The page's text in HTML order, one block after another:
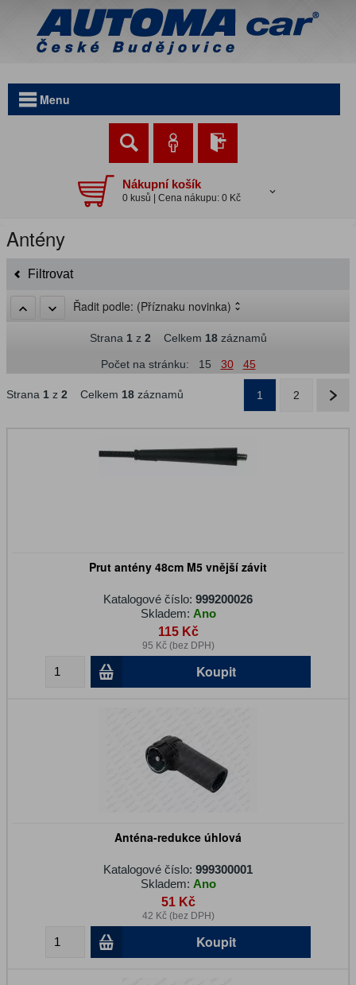
Menu
Nákupní košík
0 kusů | Cena nákupu: 0 Kč
Antény
Filtrovat
Řadit podle: (Příznaku novinka)
Strana 1z 2 Celkem 18záznamů
Počet na stránku: 15 30 45
Strana 1 z 2 Celkem 18 záznamů 1 2
Prut antény 48cm M5 vnější závit
Katalogové číslo: 999200026
Skladem: Ano
115 Kč
95 Kč (bez DPH)
Koupit
Anténa-redukce úhlová
Katalogové číslo: 999300001
Skladem: Ano
51 Kč
42 Kč (bez DPH)
Koupit